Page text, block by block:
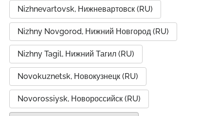
Nizhnevartovsk, Нижневартовск (RU)
Nizhny Novgorod, Нижний Новгород (RU)
Nizhny Tagil, Нижний Тагил (RU)
Novokuznetsk, Новокузнецк (RU)
Novorossiysk, Новороссийск (RU)